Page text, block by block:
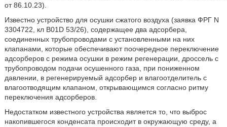
от 86.10.23).
Известно устройство для осушки сжатого воздуха (заявка ФРГ N
3304722, кл В01D 53/26), содержащее два адсорбера,
соединенных трубопроводами с установленными на них
клапанами, которые обеспечивают поочередное переключение
адсорберов с режима осушки в режим регенерации, дроссель с
трубопроводом подачи осушенного газа, при пониженном
давлении, в регенерируемый адсорбер и влагоотделитель с
влагоотводящим клапаном, открывающимся согласно ритму
переключения адсорберов.
Недостатком известного устройства является то, что выброс
накопившегося конденсата происходит в окружающую среду, а